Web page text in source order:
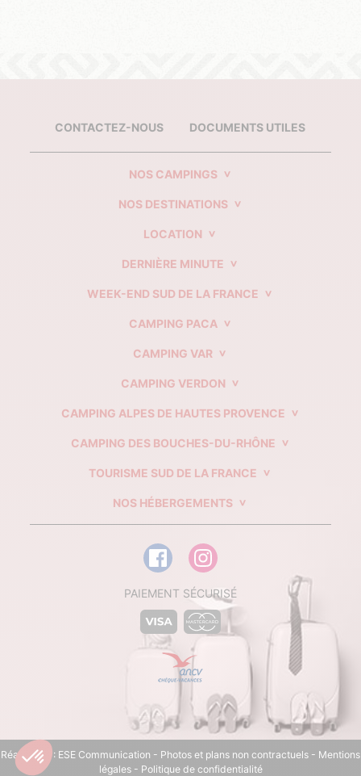
CONTACTEZ-NOUS DOCUMENTS UTILES
NOS CAMPINGS
NOS DESTINATIONS
LOCATION
DERNIÈRE MINUTE
WEEK-END SUD DE LA FRANCE
CAMPING PACA
CAMPING VAR
CAMPING VERDON
CAMPING ALPES DE HAUTES PROVENCE
CAMPING DES BOUCHES-DU-RHÔNE
TOURISME SUD DE LA FRANCE
NOS HÉBERGEMENTS
PAIEMENT SÉCURISÉ
Réalisation : ESE Communication - Photos et plans non contractuels - Mentions
légales- Politique de confidentialité